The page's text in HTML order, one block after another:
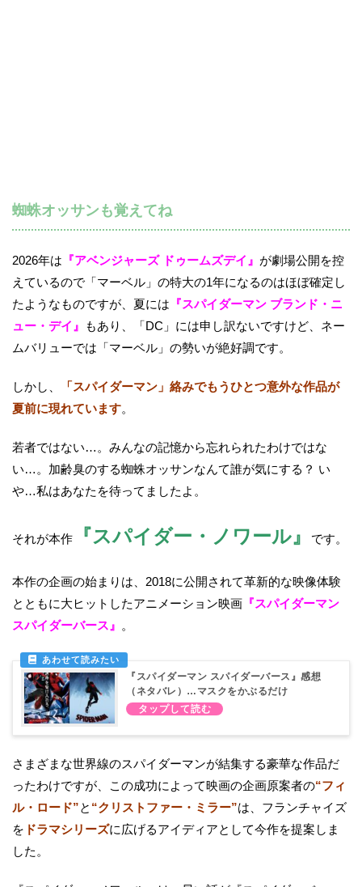
蜘蛛オッサンも覚えてね
2026年は 『アベンジャーズ ドゥームズデイ』 が劇場公開を控
えているので「マーベル」の特大の1年になるのはほぼ確定し
たようなものですが、夏には 『スパイダーマン ブランド・ニ
ュー・デイ』 もあり、「DC」には申し訳ないですけど、ネー
ムバリューでは「マーベル」の勢いが絶好調です。
しかし、
「スパイダーマン」絡みでもうひとつ意外な作品が
夏前に現れています。
若者ではない…。みんなの記憶から忘れられたわけではな
い…。加齢臭のする蜘蛛オッサンなんて誰が気にする？ い
や…私はあなたを待ってましたよ。
それが本作 『スパイダー・ノワール』 です。
本作の企画の始まりは、2018に公開されて革新的な映像体験
とともに大ヒットしたアニメーション映画 『スパイダーマン
スパイダーバース』 。
『スパイダーマン スパイダーバース』感想
（ネタバレ）…マスクをかぶるだけ
さまざまな世界線のスパイダーマンが結集する豪華な作品だ
ったわけですが、この成功によって映画の企画原案者の“フィ
ル・ロード”と “クリストファー・ミラー”は、フランチャイズ
を ドラマシリーズに広げるアイディアとして今作を提案しま
した。